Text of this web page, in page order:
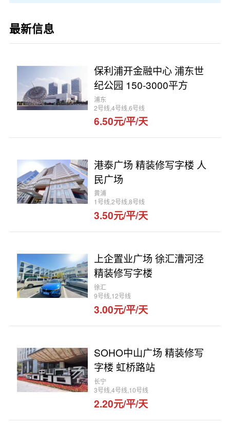
最新信息
保利浦开金融中心 浦东世
纪公园 150-3000平方
浦东
2号线,4号线,6号线
6.50元/平/天
港泰广场 精装修写字楼 人
民广场
黄浦
1号线,2号线,8号线
3.50元/平/天
上企置业广场 徐汇漕河泾
精装修写字楼
徐汇
9号线,12号线
3.00元/平/天
SOHO中山广场 精装修写
字楼 虹桥路站
长宁
3号线,4号线,10号线
2.20元/平/天